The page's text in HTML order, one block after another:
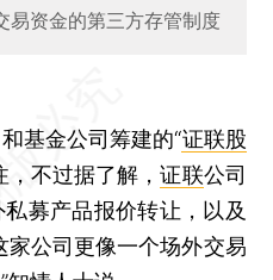
易资金的第三方存管制度
金公司筹建的“证联股
，不过据了解，证联公司
募产品报价转让，以及
家公司更像一个场外交易